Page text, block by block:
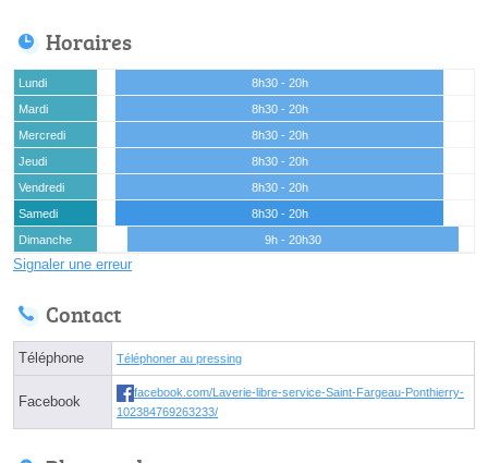
Horaires
Lundi
8h30 - 20h
Mardi
8h30 - 20h
Mercredi
8h30 - 20h
Jeudi
8h30 - 20h
Vendredi
8h30 - 20h
Samedi
8h30 - 20h
Dimanche
9h - 20h30
Signaler une erreur
Contact
Téléphone Téléphoner au pressing
Facebook
facebook.com/Laverie-libre-service-Saint-Fargeau-Ponthierry-
102384769263233/